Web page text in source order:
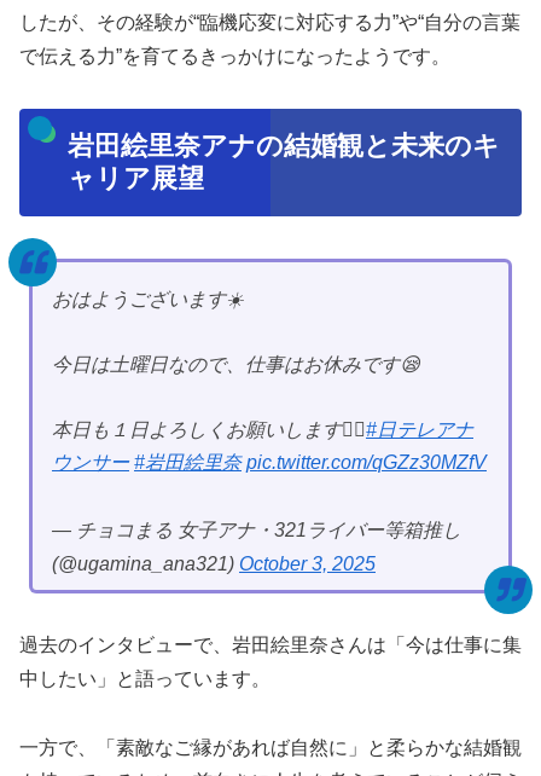
したが、その経験が“臨機応変に対応する力”や“自分の言葉
で伝える力”を育てるきっかけになったようです。
岩田絵里奈アナの結婚観と未来のキ
ャリア展望
おはようございます☀️
今日は土曜日なので、仕事はお休みです😪
本日も１日よろしくお願いします🙂‍↕️#日テレアナ
ウンサー #岩田絵里奈 pic.twitter.com/qGZz30MZfV
— チョコまる 女子アナ・321ライバー等箱推し
(@ugamina_ana321) October 3, 2025
過去のインタビューで、岩田絵里奈さんは「今は仕事に集
中したい」と語っています。
一方で、「素敵なご縁があれば自然に」と柔らかな結婚観